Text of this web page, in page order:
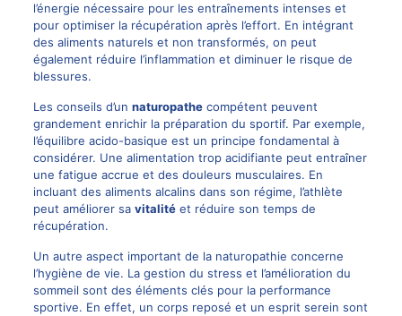
l’énergie nécessaire pour les entraînements intenses et
pour optimiser la récupération après l’effort. En intégrant
des aliments naturels et non transformés, on peut
également réduire l’inflammation et diminuer le risque de
blessures.
Les conseils d’un naturopathecompétent peuvent
grandement enrichir la préparation du sportif. Par exemple,
l’équilibre acido-basique est un principe fondamental à
considérer. Une alimentation trop acidifiante peut entraîner
une fatigue accrue et des douleurs musculaires. En
incluant des aliments alcalins dans son régime, l’athlète
peut améliorer sa vitalitéet réduire son temps de
récupération.
Un autre aspect important de la naturopathie concerne
l’hygiène de vie. La gestion du stress et l’amélioration du
sommeil sont des éléments clés pour la performance
sportive. En effet, un corps reposé et un esprit serein sont